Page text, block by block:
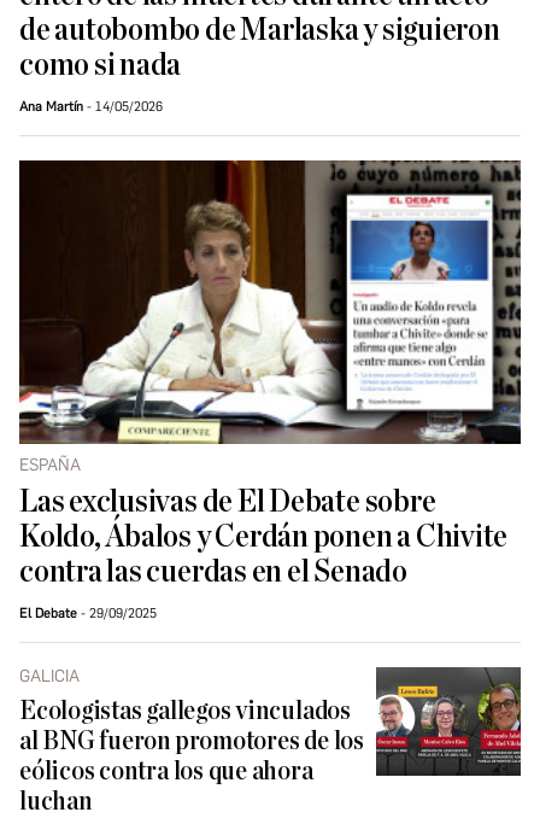
de autobombo de Marlaska y siguieron
como si nada
Ana Martín 14/05/2026
ESPAÑA
Las exclusivas de El Debate sobre
Koldo, Ábalos y Cerdán ponen a Chivite
contra las cuerdas en el Senado
El Debate 29/09/2025
GALICIA
Ecologistas gallegos vinculados
al BNG fueron promotores de los
eólicos contra los que ahora
luchan